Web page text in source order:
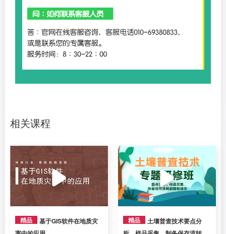
相关课程
精品
基于GIS软件在地质灾
精品
土壤普查技术要点分